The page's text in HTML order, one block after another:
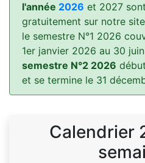
l'année 2026 et 2027
gratuitement sur notre
le semestre N°1 2026
1er janvier 2026 au 30
semestre N°2 2026
et se termine le 31
Calendrier